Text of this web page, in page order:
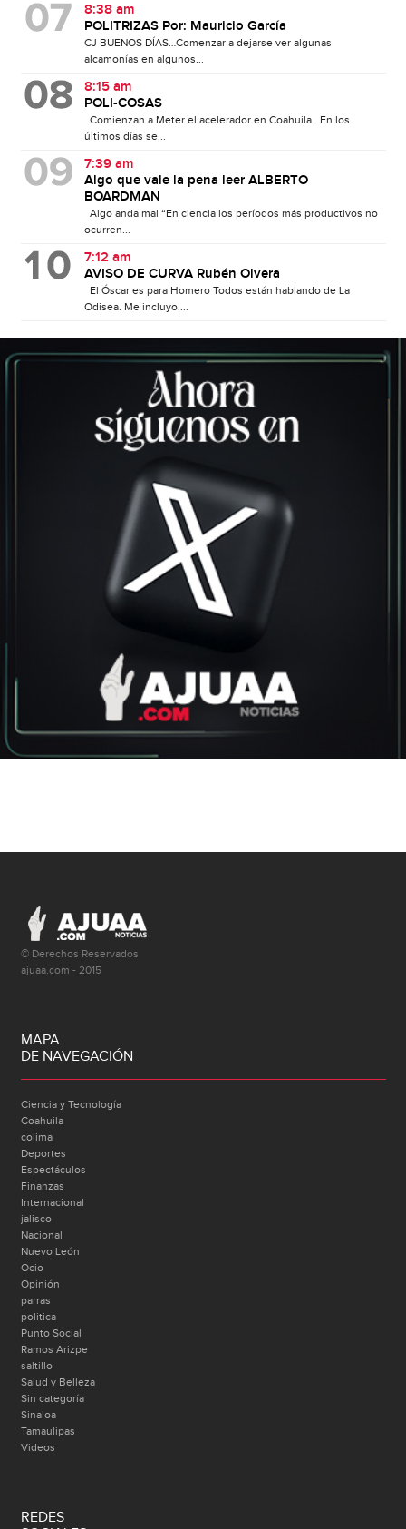
8:38 am
POLITRIZAS Por: Mauricio García
CJ BUENOS DÍAS…Comenzar a dejarse ver algunas
alcamonías en algunos...
8:15 am
POLI-COSAS
Comienzan a Meter el acelerador en Coahuila. En los
últimos días se...
7:39 am
Algo que vale la pena leer ALBERTO
BOARDMAN
Algo anda mal “En ciencia los períodos más productivos no
ocurren...
7:12 am
AVISO DE CURVA Rubén Olvera
El Óscar es para Homero Todos están hablando de La
Odisea. Me incluyo....
© Derechos Reservados
ajuaa.com - 2015
MAPA
DE NAVEGACIÓN
Ciencia y Tecnología
Coahuila
colima
Deportes
Espectáculos
Finanzas
Internacional
jalisco
Nacional
Nuevo León
Ocio
Opinión
parras
politica
Punto Social
Ramos Arizpe
saltillo
Salud y Belleza
Sin categoría
Sinaloa
Tamaulipas
Videos
REDES